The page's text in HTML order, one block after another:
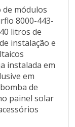
de módulos
8000-443-
litros de
instalação e
instalada em
em
de
painel solar